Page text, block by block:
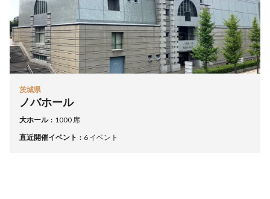
茨城県
ノバホール
大ホール
1000 席
直近開催イベント
6 イベント